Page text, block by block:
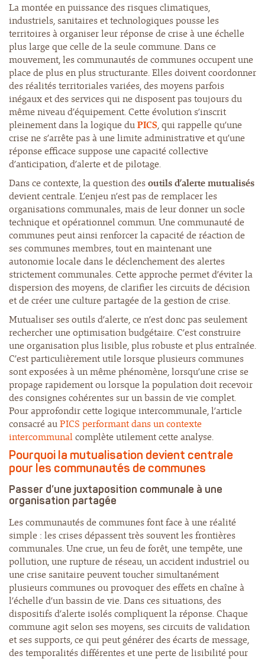
La montée en puissance des risques climatiques,
industriels, sanitaires et technologiques pousse les
territoires à organiser leur réponse de crise à une échelle
plus large que celle de la seule commune. Dans ce
mouvement, les communautés de communes occupent une
place de plus en plus structurante. Elles doivent coordonner
des réalités territoriales variées, des moyens parfois
inégaux et des services qui ne disposent pas toujours du
même niveau d’équipement. Cette évolution s’inscrit
pleinement dans la logique duPICS, qui rappelle qu’une
crise ne s’arrête pas à une limite administrative et qu’une
réponse efficace suppose une capacité collective
d’anticipation, d’alerte et de pilotage.
Dans ce contexte, la question desoutils d’alerte mutualisés
devient centrale. L’enjeu n’est pas de remplacer les
organisations communales, mais de leur donner un socle
technique et opérationnel commun. Une communauté de
communes peut ainsi renforcer la capacité de réaction de
ses communes membres, tout en maintenant une
autonomie locale dans le déclenchement des alertes
strictement communales. Cette approche permet d’éviter la
dispersion des moyens, de clarifier les circuits de décision
et de créer une culture partagée de la gestion de crise.
Mutualiser ses outils d’alerte, ce n’est donc pas seulement
rechercher une optimisation budgétaire. C’est construire
une organisation plus lisible, plus robuste et plus entraînée.
C’est particulièrement utile lorsque plusieurs communes
sont exposées à un même phénomène, lorsqu’une crise se
propage rapidement ou lorsque la population doit recevoir
des consignes cohérentes sur un bassin de vie complet.
Pour approfondir cette logique intercommunale, l’article
consacré auPICS performant dans un contexte
intercommunalcomplète utilement cette analyse.
Pourquoi la mutualisation devient centrale
pour les communautés de communes
Passer d’une juxtaposition communale à une
organisation partagée
Les communautés de communes font face à une réalité
simple : les crises dépassent très souvent les frontières
communales. Une crue, un feu de forêt, une tempête, une
pollution, une rupture de réseau, un accident industriel ou
une crise sanitaire peuvent toucher simultanément
plusieurs communes ou provoquer des effets en chaîne à
l’échelle d’un bassin de vie. Dans ces situations, des
dispositifs d’alerte isolés compliquent la réponse. Chaque
commune agit selon ses moyens, ses circuits de validation
et ses supports, ce qui peut générer des écarts de message,
des temporalités différentes et une perte de lisibilité pour